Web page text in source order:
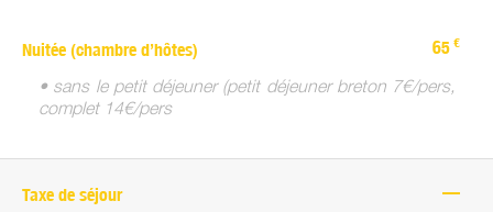
Nuitée (chambre d’hôtes) 65 €
• sans le petit déjeuner (petit déjeuner breton 7€/pers,
complet 14€/pers
Taxe de séjour —